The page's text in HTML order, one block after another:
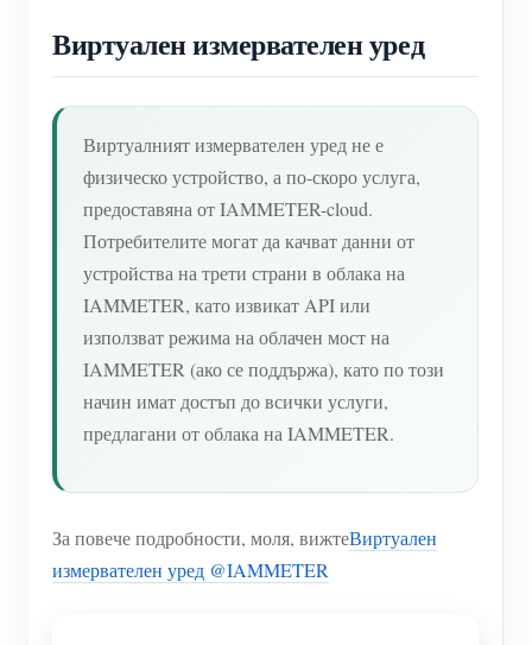
Виртуален измервателен уред
Виртуалният измервателен уред не е
физическо устройство, а по-скоро услуга,
предоставяна от IAMMETER-cloud.
Потребителите могат да качват данни от
устройства на трети страни в облака на
IAMMETER, като извикат API или
използват режима на облачен мост на
IAMMETER (ако се поддържа), като по този
начин имат достъп до всички услуги,
предлагани от облака на IAMMETER.
За повече подробности, моля, вижтеВиртуален
измервателен уред @IAMMETER